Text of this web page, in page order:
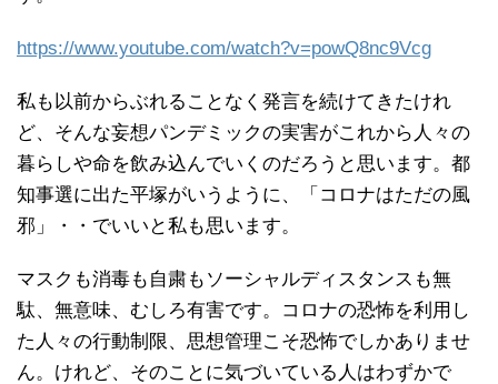
https://www.youtube.com/watch?v=powQ8nc9Vcg
私も以前からぶれることなく発言を続けてきたけれ
ど、そんな妄想パンデミックの実害がこれから人々の
暮らしや命を飲み込んでいくのだろうと思います。都
知事選に出た平塚がいうように、「コロナはただの風
邪」・・でいいと私も思います。
マスクも消毒も自粛もソーシャルディスタンスも無
駄、無意味、むしろ有害です。コロナの恐怖を利用し
た人々の行動制限、思想管理こそ恐怖でしかありませ
ん。けれど、そのことに気づいている人はわずかで